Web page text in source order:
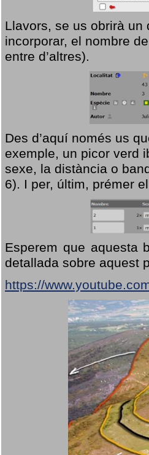
Llavors, se us obrirà
incorporar, el nombre
entre d’altres).
Des d’aquí només us
exemple, un picor verd
sexe, la distància o
6). I per, últim, prémer
Esperem que aquesta
detallada sobre aquest
https://